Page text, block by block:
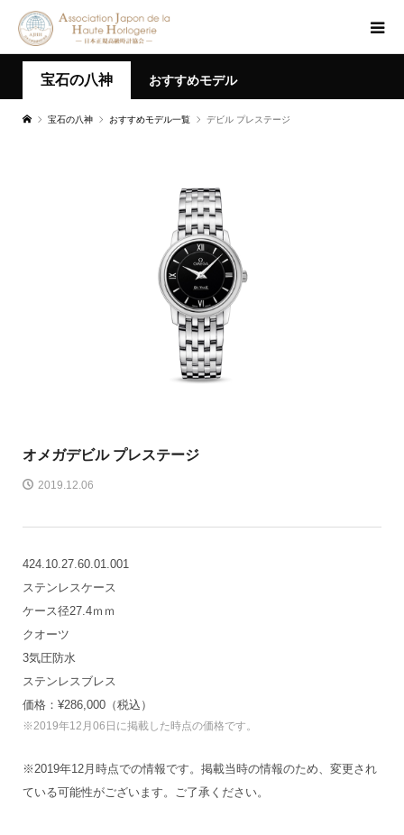
宝石の八神 おすすめモデル
宝石の八神 おすすめモデル一覧 デビル プレステージ
オメガデビル プレステージ
2019.12.06
424.10.27.60.01.001
ステンレスケース
ケース径27.4ｍｍ
クオーツ
3気圧防水
ステンレスブレス
価格：¥286,000（税込）
※2019年12月06日に掲載した時点の価格です。
※2019年12月時点での情報です。掲載当時の情報のため、変更され
ている可能性がございます。ご了承ください。